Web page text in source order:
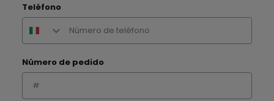
Teléfono
Número de pedido